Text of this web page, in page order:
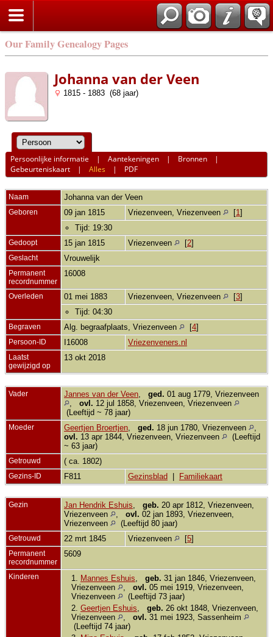
Our Family Genealogy Pages
Johanna van der Veen
1815 - 1883 (68 jaar)
Persoonlijke informatie |Aantekeningen | Bronnen |
Gebeurteniskaart |Alles | PDF
Naam Johanna van der Veen
Geboren 09 jan 1815 Vriezenveen, Vriezenveen [1 ]
Tijd: 19:30
Gedoopt 15 jan 1815 Vriezenveen [2]
Geslacht Vrouwelijk
Permanent
recordnummer
16008
Overleden 01 mei 1883 Vriezenveen, Vriezenveen [3]
Tijd: 04:30
Begraven Alg. begraafplaats, Vriezenveen [4]
Persoon-ID I16008 Vriezenveners.nl
Laatst
gewijzigd op
13 okt 2018
Vader Jannes van der Veen ged. 01 aug 1779, Vriezenveen
ovl. 12 jul 1858, Vriezenveen, Vriezenveen
(Leeftijd ~ 78 jaar)
Moeder Geertjen Broertjen ged. 18 jun 1780, Vriezenveen
ovl. 13 apr 1844, Vriezenveen, Vriezenveen
(Leeftijd
~ 63 jaar)
Getrouwd ( ca. 1802)
Gezins-ID F811 Gezinsblad Familiekaart
Gezin Jan Hendrik Eshuis geb. 20 apr 1812, Vriezenveen,
Vriezenveen
ovl. 02 jan 1893, Vriezenveen,
Vriezenveen
(Leeftijd 80 jaar)
Getrouwd 22 mrt 1845 Vriezenveen [5]
Permanent
recordnummer
5609
Kinderen 1. Mannes Eshuis geb. 31 jan 1846, Vriezenveen,
Vriezenveen
ovl. 05 mei 1919, Vriezenveen,
Vriezenveen
(Leeftijd 73 jaar)
2. Geertjen Eshuis geb. 26 okt 1848, Vriezenveen,
Vriezenveen
ovl. 31 mei 1923, Sassenheim
(Leeftijd 74 jaar)